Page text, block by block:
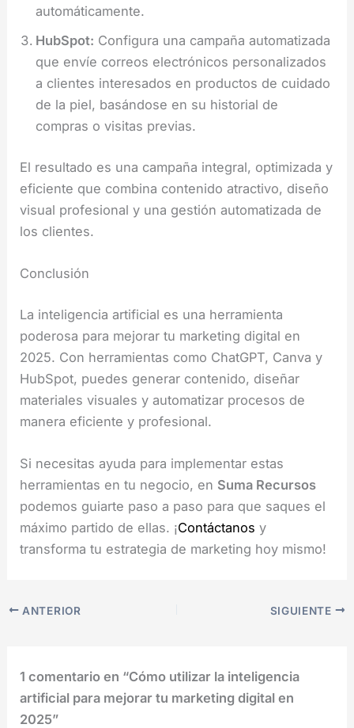
automáticamente.
HubSpot: Configura una campaña automatizada
que envíe correos electrónicos personalizados
a clientes interesados en productos de cuidado
de la piel, basándose en su historial de
compras o visitas previas.
El resultado es una campaña integral, optimizada y
eficiente que combina contenido atractivo, diseño
visual profesional y una gestión automatizada de
los clientes.
Conclusión
La inteligencia artificial es una herramienta
poderosa para mejorar tu marketing digital en
2025. Con herramientas como ChatGPT, Canva y
HubSpot, puedes generar contenido, diseñar
materiales visuales y automatizar procesos de
manera eficiente y profesional.
Si necesitas ayuda para implementar estas
herramientas en tu negocio, en Suma Recursos
podemos guiarte paso a paso para que saques el
máximo partido de ellas. ¡Contáctanos y
transforma tu estrategia de marketing hoy mismo!
ANTERIOR SIGUIENTE
1 comentario en “Cómo utilizar la inteligencia
artificial para mejorar tu marketing digital en
2025”